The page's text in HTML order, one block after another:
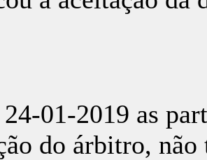
01-2019 as
do árbitro,